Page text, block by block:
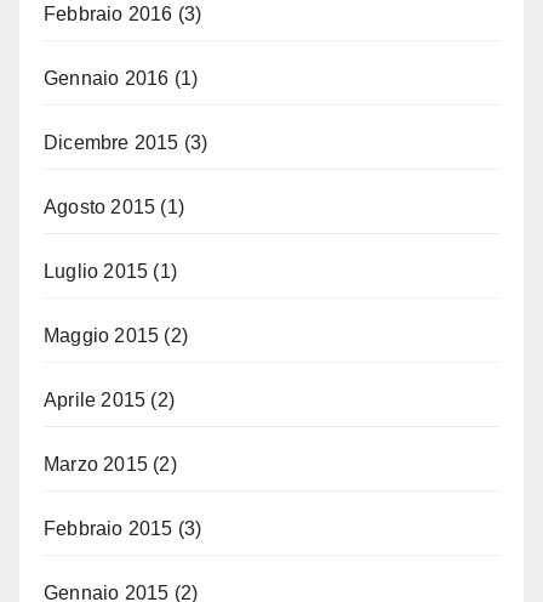
Febbraio 2016 (3)
Gennaio 2016 (1)
Dicembre 2015 (3)
Agosto 2015 (1)
Luglio 2015 (1)
Maggio 2015 (2)
Aprile 2015 (2)
Marzo 2015 (2)
Febbraio 2015 (3)
Gennaio 2015 (2)